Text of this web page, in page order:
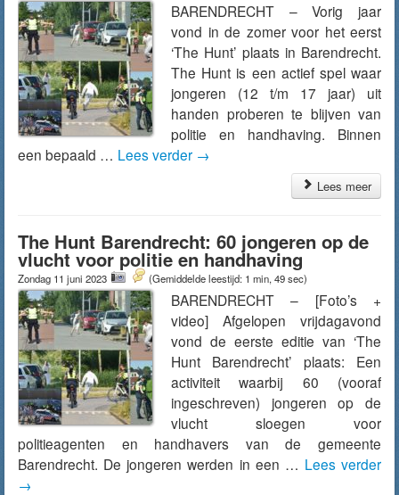
BARENDRECHT – Vorig jaar
vond in de zomer voor het eerst
‘The Hunt’ plaats in Barendrecht.
The Hunt is een actief spel waar
jongeren (12 t/m 17 jaar) uit
handen proberen te blijven van
politie en handhaving. Binnen
een bepaald … Lees verder →
Lees meer
The Hunt Barendrecht: 60 jongeren op de
vlucht voor politie en handhaving
Zondag 11 juni 2023 (Gemiddelde leestijd: 1 min, 49 sec)
BARENDRECHT – [Foto’s +
video] Afgelopen vrijdagavond
vond de eerste editie van ‘The
Hunt Barendrecht’ plaats: Een
activiteit waarbij 60 (vooraf
ingeschreven) jongeren op de
vlucht sloegen voor
politieagenten en handhavers van de gemeente
Barendrecht. De jongeren werden in een … Lees verder
→